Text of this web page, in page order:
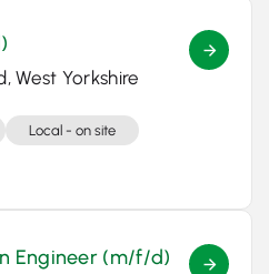
West Yorkshire
Local - on site
Engineer (m/f/d)